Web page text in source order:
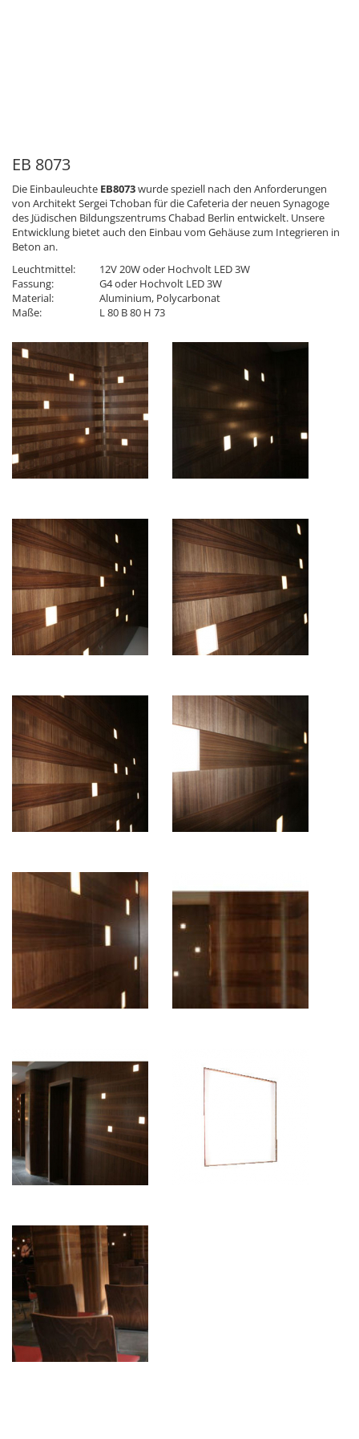
EB 8073
Die Einbauleuchte EB8073wurde speziell nach den Anforderungen
von Architekt Sergei Tchoban für die Cafeteria der neuen Synagoge
des Jüdischen Bildungszentrums Chabad Berlin entwickelt. Unsere
Entwicklung bietet auch den Einbau vom Gehäuse zum Integrieren in
Beton an.
Leuchtmittel:
12V 20W oder Hochvolt LED 3W
Fassung:
G4 oder Hochvolt LED 3W
Material:
Aluminium, Polycarbonat
Maße:
L 80 B 80 H 73